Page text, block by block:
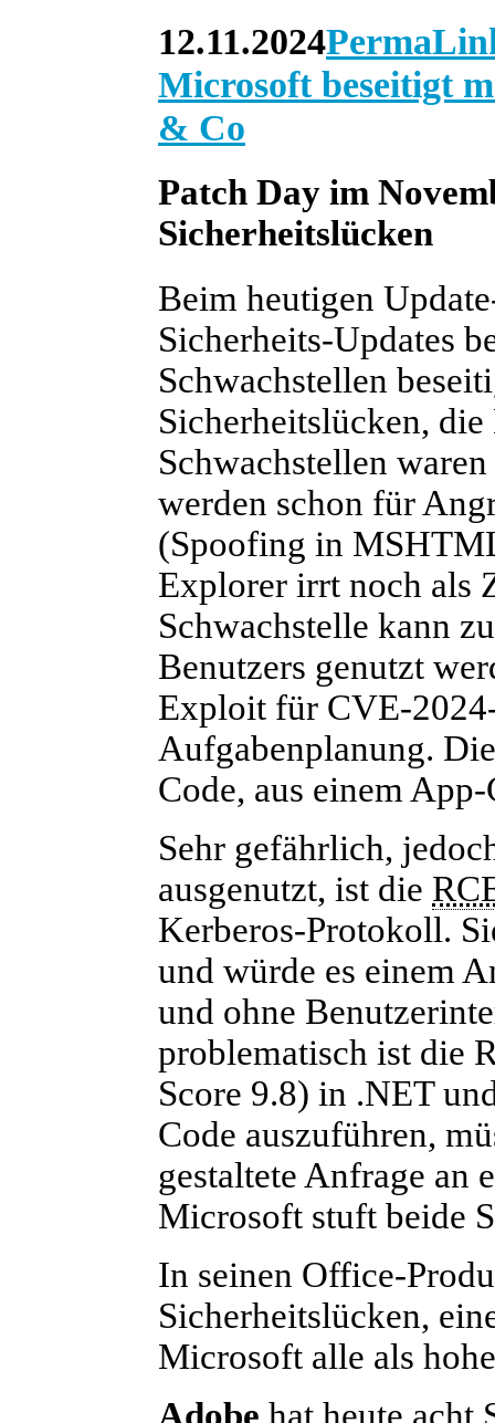
12.11.2024
Microsoft beseitigt
& Co
Patch Day im
Sicherheitslücken
Beim heutigen
Sicherheits-Updates
Schwachstellen
Sicherheitslücken,
Schwachstellen
werden schon für
(Spoofing in
Explorer irrt noch als
Schwachstelle kann
Benutzers genutzt
Exploit für CVE-
Aufgabenplanung.
Code, aus einem
Sehr gefährlich,
ausgenutzt, ist die
Kerberos-Protokoll.
und würde es einem
und ohne
problematisch ist die
Score 9.8) in .NET
Code auszuführen,
gestaltete Anfrage an
Microsoft stuft beide
In seinen Office-
Sicherheitslücken,
Microsoft alle als
Adobe hat heute